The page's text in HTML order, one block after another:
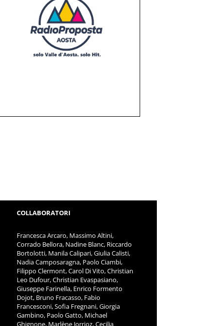
COLLABORATORI
Francesca Arcaro, Massimo Altini,
Corrado Bellora, Nadine Blanc, Riccardo
Bortolotti, Manila Calipari, Giulia Calisti,
Nadia Camposaragna, Paolo Ciambi,
Filippo Clermont, Carol Di Vito, Christian
Leo Dufour, Christian Evaspasiano,
Giuseppe Farinella, Enrico Formento
Dojot, Bruno Fracasso, Fabio
Francesconi, Sofia Fregnani, Giorgia
Gambino, Paolo Gatto, Michael
Ghignone, Marlène Jorrioz, Cecilia